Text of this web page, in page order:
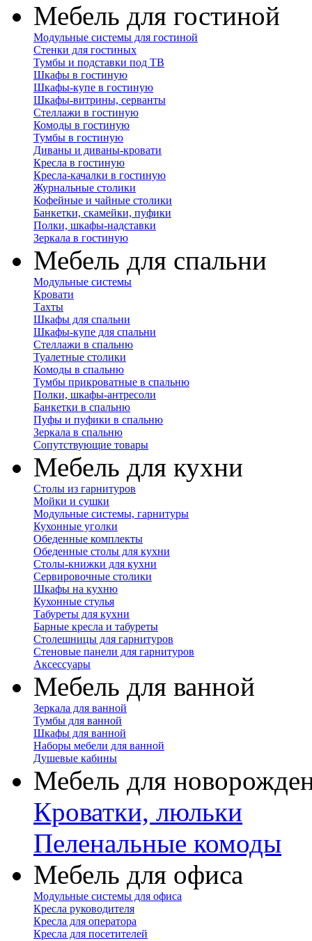
Мебель для гостиной
Модульные системы для гостиной
Стенки для гостиных
Тумбы и подставки под ТВ
Шкафы в гостиную
Шкафы-купе в гостиную
Шкафы-витрины, серванты
Стеллажи в гостиную
Комоды в гостиную
Тумбы в гостиную
Диваны и диваны-кровати
Кресла в гостиную
Кресла-качалки в гостиную
Журнальные столики
Кофейные и чайные столики
Банкетки, скамейки, пуфики
Полки, шкафы-надставки
Зеркала в гостиную
Мебель для спальни
Модульные системы
Кровати
Тахты
Шкафы для спальни
Шкафы-купе для спальни
Стеллажи в спальню
Туалетные столики
Комоды в спальню
Тумбы прикроватные в спальню
Полки, шкафы-антресоли
Банкетки в спальню
Пуфы и пуфики в спальню
Зеркала в спальню
Сопутствующие товары
Мебель для кухни
Столы из гарнитуров
Мойки и сушки
Модульные системы, гарнитуры
Кухонные уголки
Обеденные комплекты
Обеденные столы для кухни
Столы-книжки для кухни
Сервировочные столики
Шкафы на кухню
Кухонные стулья
Табуреты для кухни
Барные кресла и табуреты
Столешницы для гарнитуров
Стеновые панели для гарнитуров
Аксессуары
Мебель для ванной
Зеркала для ванной
Тумбы для ванной
Шкафы для ванной
Наборы мебели для ванной
Душевые кабины
Мебель для
Кроватки, люльки
Пеленальные комоды
Мебель для офиса
Модульные системы для офиса
Кресла руководителя
Кресла для оператора
Кресла для посетителей